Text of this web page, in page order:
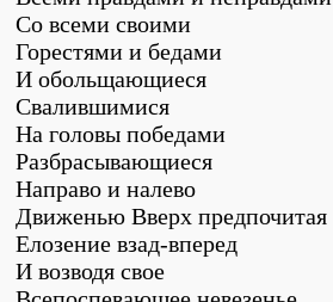
Со всеми своими
Горестями и бедами
И обольщающиеся
Свалившимися
На головы победами
Разбрасывающиеся
Направо и налево
Движенью Вверх предпочитая
Елозение взад-вперед
И возводя свое